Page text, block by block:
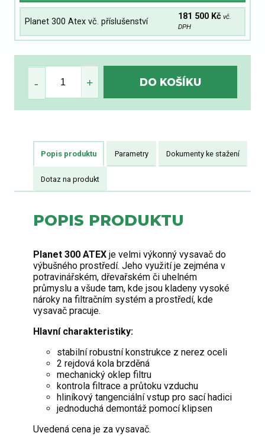
Planet 300 Atex vč. příslušenství 181 500 Kč vč.
DPH
Popis produktu Parametry Dokumenty ke stažení
Dotaz na produkt
POPIS PRODUKTU
Planet 300 ATEX je velmi výkonný vysavač do
výbušného prostředí. Jeho využití je zejména v
potravinářském, dřevařském či uhelném
průmyslu a všude tam, kde jsou kladeny vysoké
nároky na filtračním systém a prostředí, kde
vysavač pracuje.
Hlavní charakteristiky:
stabilní robustní konstrukce z nerez oceli
2 rejdová kola brzděná
mechanický oklep filtru
kontrola filtrace a průtoku vzduchu
hliníkový tangenciální vstup pro sací hadici
jednoduchá demontáž pomocí klipsen
Uvedená cena je za vysavač.